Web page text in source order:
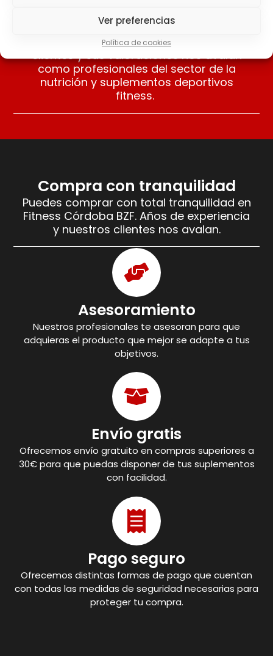
Ver preferencias
Política de cookies
Nuestros clientes opinan
Apreciamos las opiniones de nuestros
clientes y sus valoraciones nos avalan
como profesionales del sector de la
nutrición y suplementos deportivos
fitness.
Compra con tranquilidad
Puedes comprar con total tranquilidad en
Fitness Córdoba BZF. Años de experiencia
y nuestros clientes nos avalan.
Asesoramiento
Nuestros profesionales te asesoran para que
adquieras el producto que mejor se adapte a tus
objetivos.
Envío gratis
Ofrecemos envío gratuito en compras superiores a
30€ para que puedas disponer de tus suplementos
con facilidad.
Pago seguro
Ofrecemos distintas formas de pago que cuentan
con todas las medidas de seguridad necesarias para
proteger tu compra.